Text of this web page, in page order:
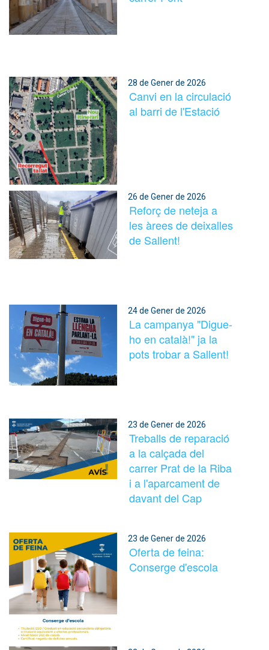
28 de Gener de 2026
Canvi en la circulació
al barri de l'Estació
26 de Gener de 2026
Reforç de neteja a
les àrees de deixalles
de Sallent!
24 de Gener de 2026
La campanya "Digue-
ho en català!" ja la
pots trobar a Sallent!
23 de Gener de 2026
Treballs de reparació
a la calçada del
carrer Prat de la Riba
i a l'aparcament de
davant del Cap
23 de Gener de 2026
Oferta de feina:
Conserge d'escola